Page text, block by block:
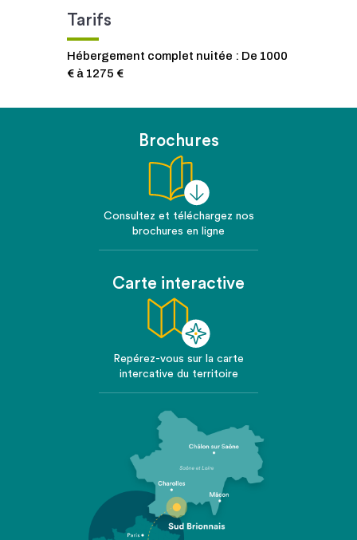
Tarifs
Hébergement complet nuitée : De 1000
€ à 1275 €
Brochures
Consultez et téléchargez nos
brochures en ligne
Carte interactive
Repérez-vous sur la carte
intercative du territoire